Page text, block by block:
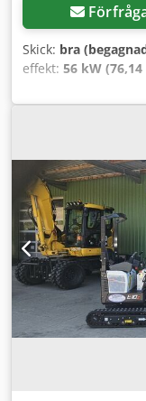
Skick: bra
effekt: 56 kW
drifttimmar:4 871 h
Teleskoplastare
lyftkapacitet 5
transmission
byggnadsbredd -
gaffelmonteringen
Joystickstyrning -
Belysningssystem
Bra däck -
Nederländerna
till förmånlig